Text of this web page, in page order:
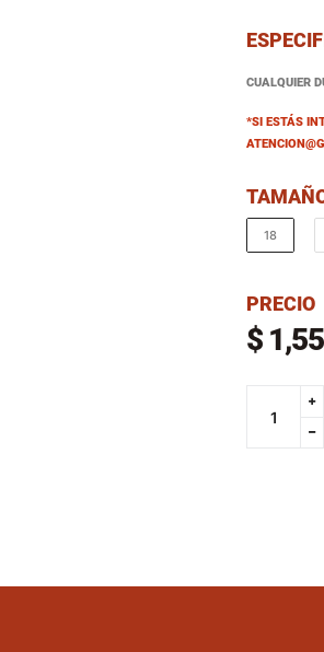
CUALQUIER
*SI ESTÁS
18
PRECIO
Precio
$